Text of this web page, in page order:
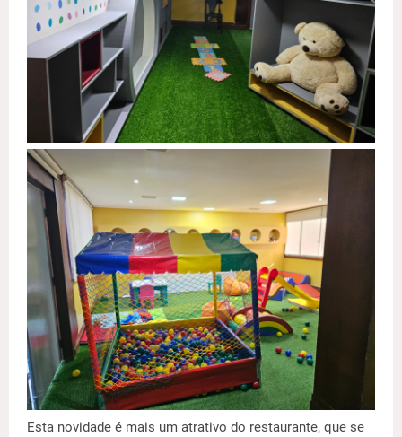
Esta novidade é mais um atrativo do restaurante, que se